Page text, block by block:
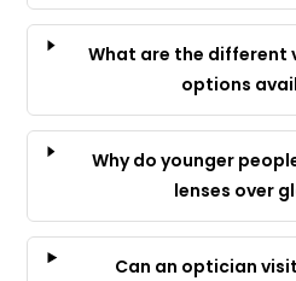
What are the different
options
Why do younger
lenses over
Can an optician